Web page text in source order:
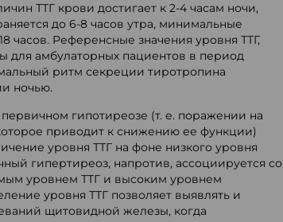
ТТГ крови достигает к 2-4 часам ночи,
до 6-8 часов утра, минимальные
часов. Референсные значения уровня ТТГ,
амбулаторных пациентов в период
ритм секреции тиротропина
ночью.
гипотиреозе (т. е. поражении на
приводит к снижению ее функции)
уровня ТТГ на фоне низкого уровня
гипертиреоз, напротив, ассоциируется со
уровнем ТТГ и высоким уровнем
уровня ТТГ позволяет выявлять и
щитовидной железы, когда